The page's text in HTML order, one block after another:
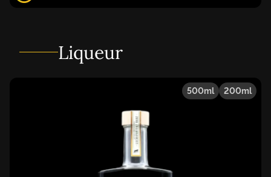
Liqueur
500ml 200ml